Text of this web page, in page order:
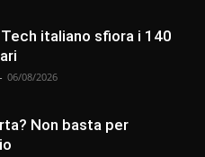
italiano sfiora i 140
- 06/08/2026
Non basta per